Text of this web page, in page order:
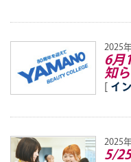
2025
6月
知
[ イ
2025
5/